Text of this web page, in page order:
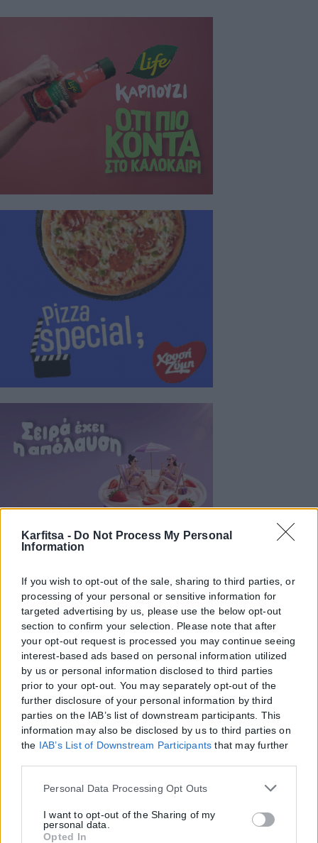
Karfitsa - Do Not Process My Personal
Information
If you wish to opt-out of the sale, sharing to third parties, or
processing of your personal or sensitive information for
targeted advertising by us, please use the below opt-out
section to confirm your selection. Please note that after
your opt-out request is processed you may continue seeing
interest-based ads based on personal information utilized
by us or personal information disclosed to third parties
prior to your opt-out. You may separately opt-out of the
further disclosure of your personal information by third
parties on the IAB’s list of downstream participants. This
information may also be disclosed by us to third parties on
the IAB’s List of Downstream Participants that may further
Please note that this website/app uses one or more Google
but not limited to your visit or usage behaviour. You may
click to grant or deny consent to Google and its third-party
Personal Data Processing Opt Outs
I want to opt-out of the Sharing of my
personal data.
Opted In